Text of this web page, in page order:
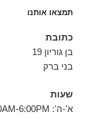
תמצאו אותנו
כתובת
בן גוריון 19
בני ברק
שעות
א'-ה': 8:30AM-6:00PM